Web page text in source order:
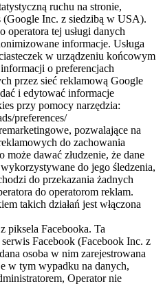
ruchu na stronie,
Inc. z siedzibą w USA).
operatora tej usługi danych
informacje. Usługa
w urządzeniu końcowym
o preferencjach
przez sieć reklamową Google
i edytować informacje
przy pomocy narzędzia:
preferences/
pozwalające na
do zachowania
dawać złudzenie, że dane
do jego śledzenia,
do przekazania żadnych
do operatorom reklam.
takich działań jest włączona
piksela Facebooka. Ta
Facebook (Facebook Inc. z
osoba w nim zarejestrowana
w tym wypadku na danych,
Operator nie